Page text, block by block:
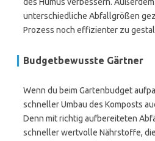
unterschiedliche Abfallgrößen
Prozess noch effizienter zu
Budgetbewusste Gärtner
Wenn du beim Gartenbudget
schneller Umbau des Komposts
Denn mit richtig aufbereiteten
schneller wertvolle Nährstoffe,